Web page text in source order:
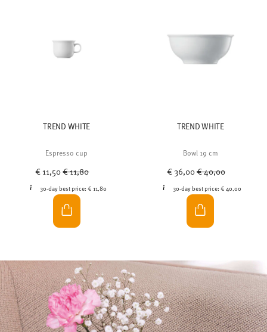
TREND WHITE
Espresso cup
€ 11,50Price reduced from
€ 11,80
30-day best price: € 11,80
TREND WHITE
Bowl 19 cm
€ 36,00Price reduced from
€ 40,00
30-day best price: € 40,00